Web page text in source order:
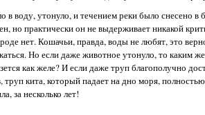
воду, утонуло, и течением реки было снесено
но практически он не выдерживает никакой
нет. Кошачьи, правда, воды не любят, это
Но если даже животное утонуло, то каким
как желе? И если даже труп благополучно
кита, который падает на дно моря,
за несколько лет!